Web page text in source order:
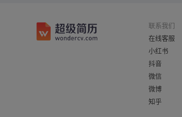
联系我们
在线客服
小红书
抖音
微信
微博
知乎